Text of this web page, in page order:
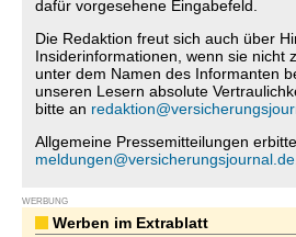
dafür vorgesehene Eingabefeld.
Die Redaktion freut sich auch über
Insiderinformationen, wenn sie nicht
unter dem Namen des Informanten
unseren Lesern absolute
bitte an
Allgemeine Pressemitteilungen
meldungen@versicherungsjournal.de
WERBUNG
Werben im Extrablatt